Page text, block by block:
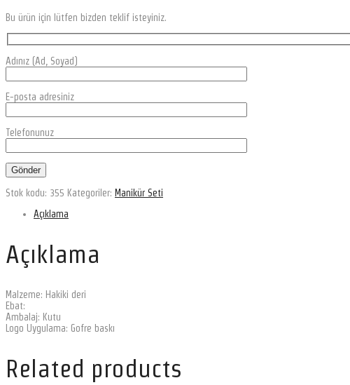
Bu ürün için lütfen bizden teklif isteyiniz.
Adınız (Ad, Soyad)
E-posta adresiniz
Telefonunuz
Stok kodu: 355 Kategoriler: Manikür Seti
Açıklama
Açıklama
Malzeme: Hakiki deri
Ebat:
Ambalaj: Kutu
Logo Uygulama: Gofre baskı
Related products